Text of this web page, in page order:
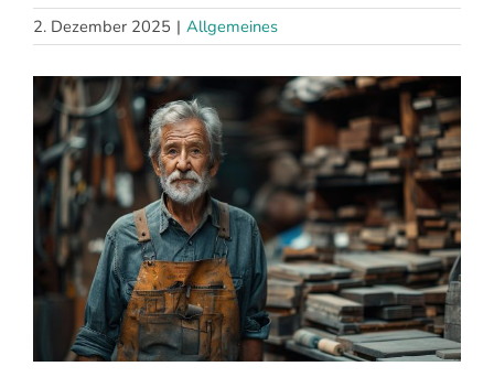
2. Dezember 2025 | Allgemeines
Zeige
grösseres
Bild